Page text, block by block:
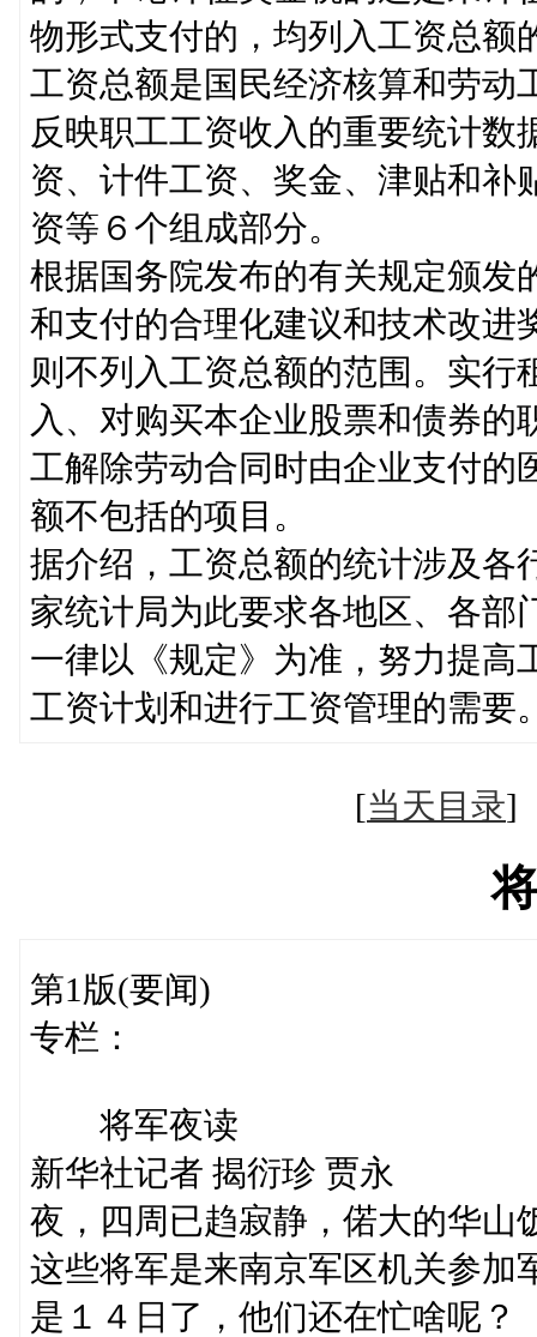
物形式支付的，均列入工资总额
工资总额是国民经济核算和劳动
反映职工工资收入的重要统计
资、计件工资、奖金、津贴和补
资等６个组成部分。
根据国务院发布的有关规定颁发
和支付的合理化建议和技术改进
则不列入工资总额的范围。实行
入、对购买本企业股票和债券
工解除劳动合同时由企业支付的
额不包括的项目。
据介绍，工资总额的统计涉及各
家统计局为此要求各地区、各部
一律以《规定》为准，努力提高
工资计划和进行工资管理的需要
[当天目录
第1版(要闻)
专栏：
将军夜读
新华社记者 揭衍珍 贾永
夜，四周已趋寂静，偌大的华山
这些将军是来南京军区机关参加
是１４日了，他们还在忙啥呢？